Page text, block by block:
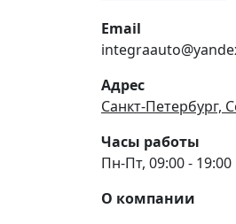
Email
Адрес
Санкт-Петербург,
Часы работы
Пн-Пт, 09:00 - 19:00
О компании